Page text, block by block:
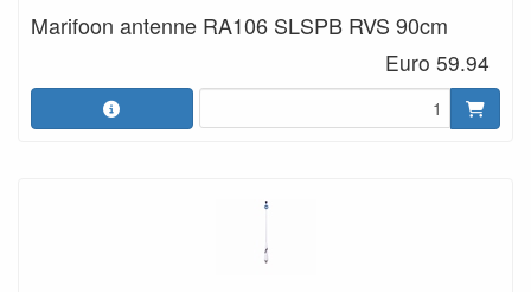
Marifoon antenne RA106 SLSPB RVS 90cm
Euro 59.94